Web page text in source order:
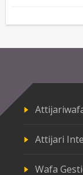
Attijari
Wafa